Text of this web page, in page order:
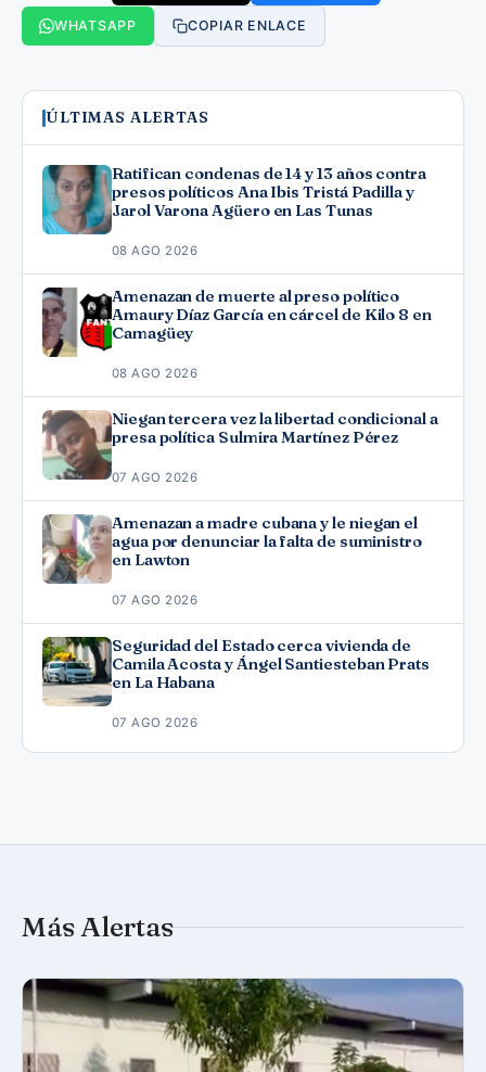
WHATSAPP COPIAR ENLACE
ÚLTIMAS ALERTAS
Ratifican condenas de 14 y 13 años contra
presos políticos Ana Ibis Tristá Padilla y
Jarol Varona Agüero en Las Tunas
08 AGO 2026
Amenazan de muerte al preso político
Amaury Díaz García en cárcel de Kilo 8 en
Camagüey
08 AGO 2026
Niegan tercera vez la libertad condicional a
presa política Sulmira Martínez Pérez
07 AGO 2026
Amenazan a madre cubana y le niegan el
agua por denunciar la falta de suministro
en Lawton
07 AGO 2026
Seguridad del Estado cerca vivienda de
Camila Acosta y Ángel Santiesteban Prats
en La Habana
07 AGO 2026
Más Alertas